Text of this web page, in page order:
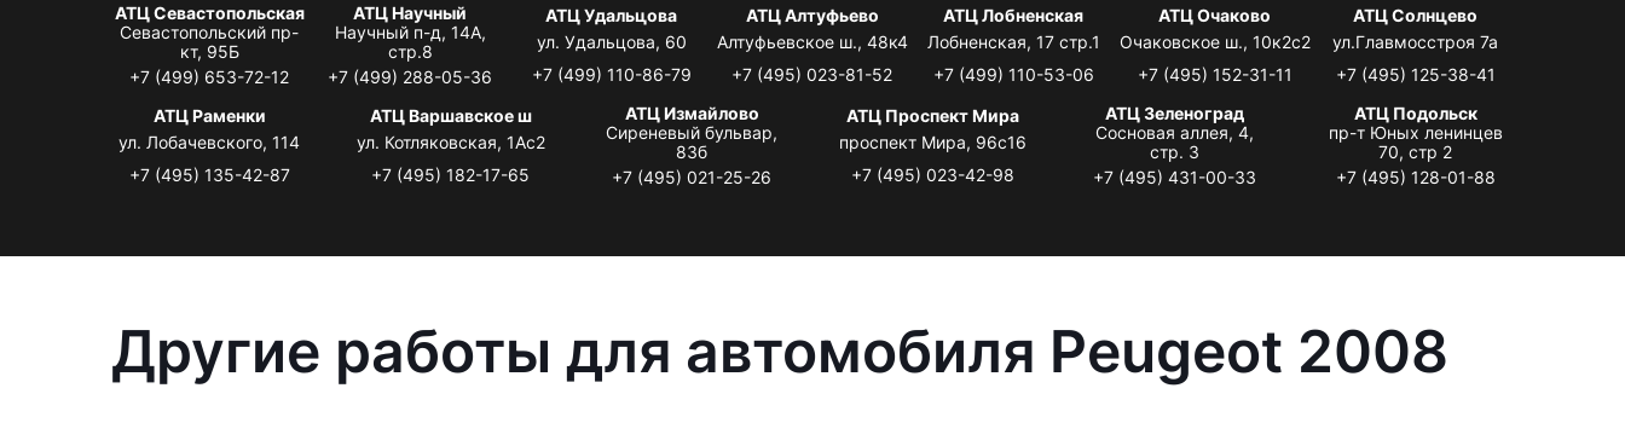
АТЦ Севастопольская
Севастопольский пр-
кт, 95Б
+7 (499) 653-72-12
АТЦ Научный
Научный п-д, 14А,
стр.8
+7 (499) 288-05-36
АТЦ Удальцова
ул. Удальцова, 60
+7 (499) 110-86-79
АТЦ Алтуфьево
Алтуфьевское ш., 48к4
+7 (495) 023-81-52
АТЦ Лобненская
Лобненская, 17 стр.1
+7 (499) 110-53-06
АТЦ Очаково
Очаковское ш., 10к2с2
+7 (495) 152-31-11
АТЦ Солнцево
ул.Главмосстроя 7а
+7 (495) 125-38-41
АТЦ Раменки
ул. Лобачевского, 114
+7 (495) 135-42-87
АТЦ Варшавское ш
ул. Котляковская, 1Ас2
+7 (495) 182-17-65
АТЦ Измайлово
Сиреневый бульвар,
83б
+7 (495) 021-25-26
АТЦ Проспект Мира
проспект Мира, 96с16
+7 (495) 023-42-98
АТЦ Зеленоград
Сосновая аллея, 4,
стр. 3
+7 (495) 431-00-33
АТЦ Подольск
пр-т Юных ленинцев
70, стр 2
+7 (495) 128-01-88
Другие работы для автомобиля Peugeot 2008